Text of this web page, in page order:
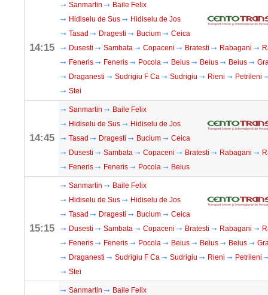
14:15
Sanmartin
Baile Felix
Hidiselu de Sus
Hidiselu de Jos
Tasad
Dragesti Bucium
Ceica
Dusesti
Sambata Copaceni Bratesti Rabagani
Feneris
Feneris Pocola Beius Beius Beius
Draganesti
Sudrigiu F Ca Sudrigiu Rieni
Petrileni
Stei
14:45
Sanmartin
Baile Felix
Hidiselu de Sus
Hidiselu de Jos
Tasad
Dragesti Bucium
Ceica
Dusesti
Sambata Copaceni Bratesti Rabagani
Feneris
Feneris Pocola Beius
15:15
Sanmartin
Baile Felix
Hidiselu de Sus
Hidiselu de Jos
Tasad
Dragesti Bucium
Ceica
Dusesti
Sambata Copaceni Bratesti Rabagani
Feneris
Feneris Pocola Beius Beius Beius
Draganesti
Sudrigiu F Ca Sudrigiu Rieni
Petrileni
Stei
Sanmartin Baile Felix